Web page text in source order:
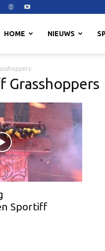
HOME NIEUWS
Grasshoppers
Sportiff